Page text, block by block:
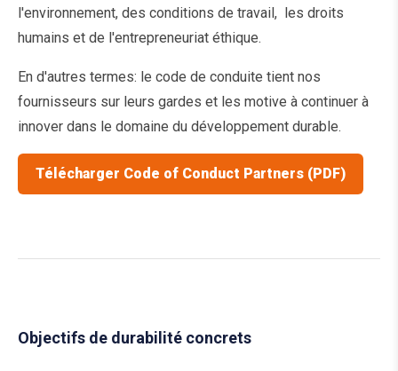
l'environnement, des conditions de travail, les droits
humains et de l'entrepreneuriat éthique.
En d'autres termes: le code de conduite tient nos
fournisseurs sur leurs gardes et les motive à continuer à
innover dans le domaine du développement durable.
Télécharger Code of Conduct Partners (PDF)
Objectifs de durabilité concrets